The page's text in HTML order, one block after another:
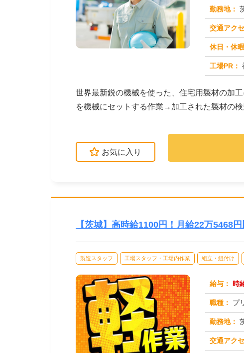
勤務地：
交通アク
休日・休暇
工場PR：
世界最新鋭の機械を使った、住宅用製材の
を機械にセットする作業→加工された製材の
お気に入り
【茨城】高時給1100円！月給22万5468
製造スタッフ 工場スタッフ・工場内作業 組立・組付け
給与： 時
職種： プ
勤務地：
交通アク